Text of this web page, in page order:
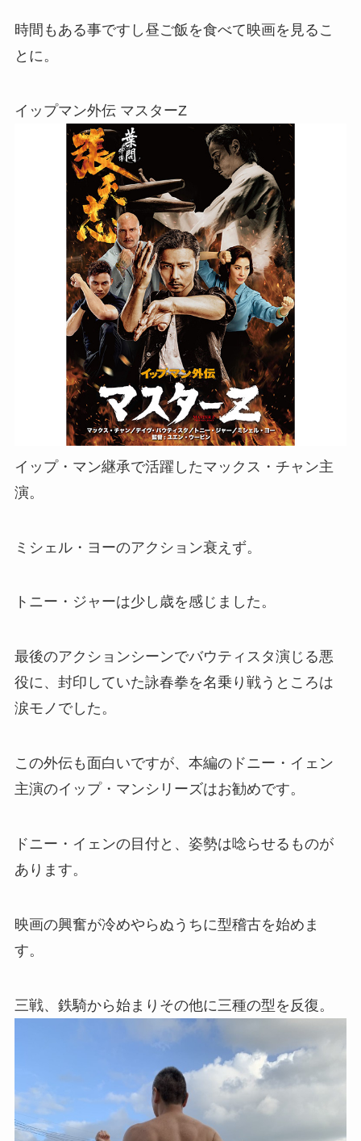
時間もある事ですし昼ご飯を食べて映画を見るこ
とに。
イップマン外伝 マスターZ
イップ・マン継承で活躍したマックス・チャン主
演。
ミシェル・ヨーのアクション衰えず。
トニー・ジャーは少し歳を感じました。
最後のアクションシーンでバウティスタ演じる悪
役に、封印していた詠春拳を名乗り戦うところは
涙モノでした。
この外伝も面白いですが、本編のドニー・イェン
主演のイップ・マンシリーズはお勧めです。
ドニー・イェンの目付と、姿勢は唸らせるものが
あります。
映画の興奮が冷めやらぬうちに型稽古を始めま
す。
三戦、鉄騎から始まりその他に三種の型を反復。